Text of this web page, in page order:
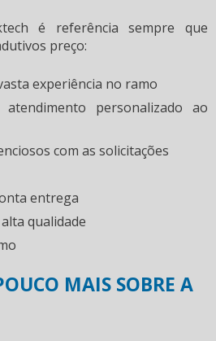
é referência sempre que
preço:
experiência no ramo
atendimento personalizado ao
com as solicitações
entrega
qualidade
MAIS SOBRE A